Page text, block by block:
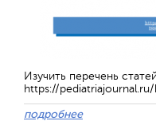
Изучить перечень
https://
подробнее